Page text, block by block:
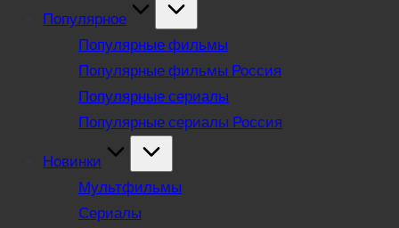
Популярное
Популярные фильмы
Популярные фильмы Россия
Популярные сериалы
Популярные сериалы Россия
Новинки
Мультфильмы
Сериалы